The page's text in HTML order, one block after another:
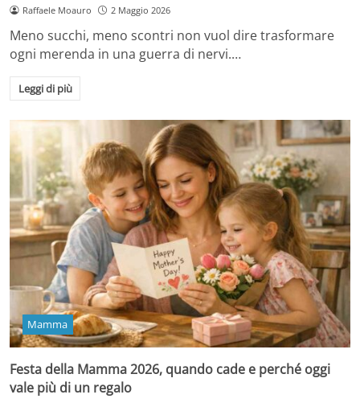
Raffaele Moauro 2 Maggio 2026
Meno succhi, meno scontri non vuol dire trasformare
ogni merenda in una guerra di nervi.…
Leggi di più
Mamma
Festa della Mamma 2026, quando cade e perché oggi
vale più di un regalo